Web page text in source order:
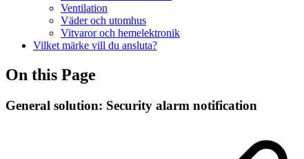
Ventilation
Väder och utomhus
Vitvaror och hemelektronik
Vilket märke vill du ansluta?
On this Page
General solution: Security alarm notification